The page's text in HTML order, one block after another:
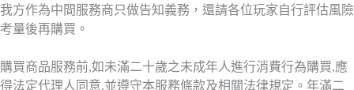
我方作為中間服務商只做告知義務，還請各位玩家自行評估風險
考量後再購買。
購買商品服務前,如未滿二十歲之未成年人進行消費行為購買,應
得法定代理人同意,並遵守本服務條款及相關法律規定。年滿二